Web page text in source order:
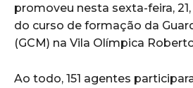
promoveu nesta sexta-feira,
do curso de formação da
(GCM) na Vila Olímpica
Ao todo, 151 agentes